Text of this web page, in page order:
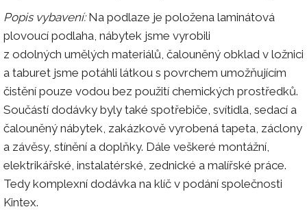
Popis vybavení:Na podlaze je položena laminátová
plovoucí podlaha, nábytek jsme vyrobili
z odolných umělých materiálů, čalouněný obklad v ložnici
a taburet jsme potáhli látkou s povrchem umožňujícím
čistění pouze vodou bez použití chemických prostředků.
Součástí dodávky byly také spotřebiče, svítidla, sedací a
čalouněný nábytek, zakázkově vyrobená tapeta, záclony
a závěsy, stínění a doplňky. Dále veškeré montážní,
elektrikářské, instalatérské, zednické a malířské práce.
Tedy komplexní dodávka na klíč v podání společnosti
Kintex.